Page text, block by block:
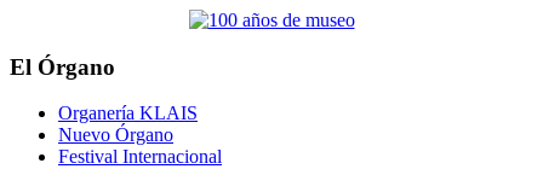
El Órgano
Organería KLAIS
Nuevo Órgano
Festival Internacional